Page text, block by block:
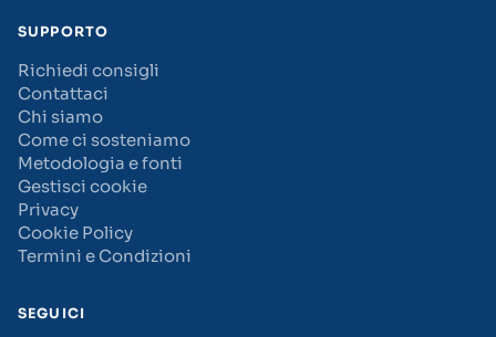
SUPPORTO
Richiedi consigli
Contattaci
Chi siamo
Come ci sosteniamo
Metodologia e fonti
Gestisci cookie
Privacy
Cookie Policy
Termini e Condizioni
SEGUICI